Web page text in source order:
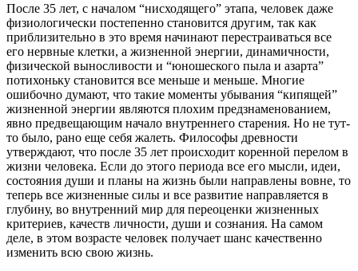
После 35 лет, с началом “нисходящего” этапа, человек даже
физиологически постепенно становится другим, так как
приблизительно в это время начинают перестраиваться все
его нервные клетки, а жизненной энергии, динамичности,
физической выносливости и “юношеского пыла и азарта”
потихоньку становится все меньше и меньше. Многие
ошибочно думают, что такие моменты убывания “кипящей”
жизненной энергии являются плохим предзнаменованием,
явно предвещающим начало внутреннего старения. Но не тут-
то было, рано еще себя жалеть. Философы древности
утверждают, что после 35 лет происходит коренной перелом в
жизни человека. Если до этого периода все его мысли, идеи,
состояния души и планы на жизнь были направлены вовне, то
теперь все жизненные силы и все развитие направляется в
глубину, во внутренний мир для переоценки жизненных
критериев, качеств личности, души и сознания. На самом
деле, в этом возрасте человек получает шанс качественно
изменить всю свою жизнь.